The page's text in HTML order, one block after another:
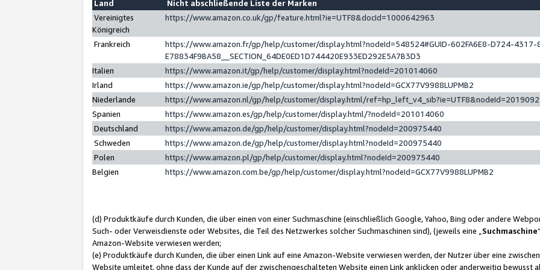
Land
Nicht abschließende Liste der Marken
Vereinigtes
Königreich
https://www.amazon.co.uk/gp/feature.html?ie=UTF8&docId=1000642963
Frankreich
https://www.amazon.fr/gp/help/customer/display.html?nodeId=548524#GUID-602FA6E8-D724-4317-
E78834F9BA58__SECTION_64DE0ED1D744420E933ED292E5A7B3D3
Italien
https://www.amazon.it/gp/help/customer/display.html?nodeId=201014060
Irland
https://www.amazon.ie/gp/help/customer/display.html?nodeId=GCX77V9988LUPMB2
Niederlande
https://www.amazon.nl/gp/help/customer/display.html/
Spanien
https://www.amazon.es/gp/help/customer/display.html/?nodeId=201014060
Deutschland
https://www.amazon.de/gp/help/customer/display.html?nodeId=200975440
Schweden
https://www.amazon.de/gp/help/customer/display.html?nodeId=200975440
Polen
https://www.amazon.pl/gp/help/customer/display.html?nodeId=200975440
Belgien
https://www.amazon.com.be/gp/help/customer/display.html?nodeId=GCX77V9988LUPMB2
(d) Produktkäufe durch Kunden, die über einen von einer Suchmaschine (einschließlich Google, Yahoo, Bing oder andere
Such- oder Verweisdienste oder Websites, die Teil des Netzwerkes solcher Suchmaschinen sind), (jeweils eine „ Suchmaschine
Amazon-Website verwiesen werden;
(e) Produktkäufe durch Kunden, die über einen Link auf eine Amazon-Website verwiesen werden, der Nutzer über eine
Website umleitet, ohne dass der Kunde auf der zwischengeschalteten Website einen Link anklicken oder anderweitig bewusst